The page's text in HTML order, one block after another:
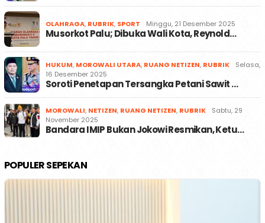
OLAHRAGA, RUBRIK, SPORT Minggu, 21 Desember 2025
Musorkot Palu; Dibuka Wali Kota, Reynold…
HUKUM, MOROWALI UTARA, RUANG NETIZEN, RUBRIK
Selasa,
16 Desember 2025
Soroti Penetapan Tersangka Petani Sawit …
MOROWALI, NETIZEN, RUANG NETIZEN, RUBRIK
Sabtu, 29
November 2025
Bandara IMIP Bukan Jokowi Resmikan, Ketu…
POPULER SEPEKAN